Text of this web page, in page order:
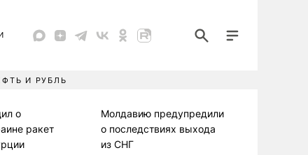
И РУБЛЬ
о
ракет
Молдавию предупредили
о последствиях выхода
из СНГ